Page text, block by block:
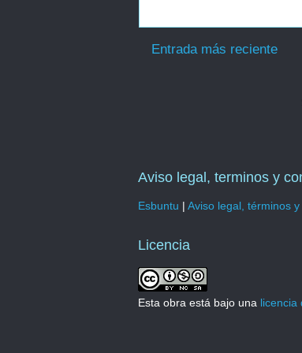
Entrada más reciente
Aviso legal, terminos y
Esbuntu | Aviso legal, términos
Licencia
Esta obra está bajo una licencia